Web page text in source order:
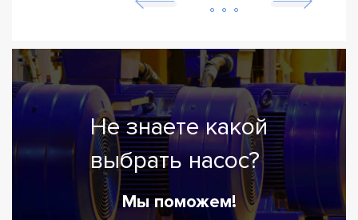
Не знаете какой
выбрать насос?
Мы поможем!